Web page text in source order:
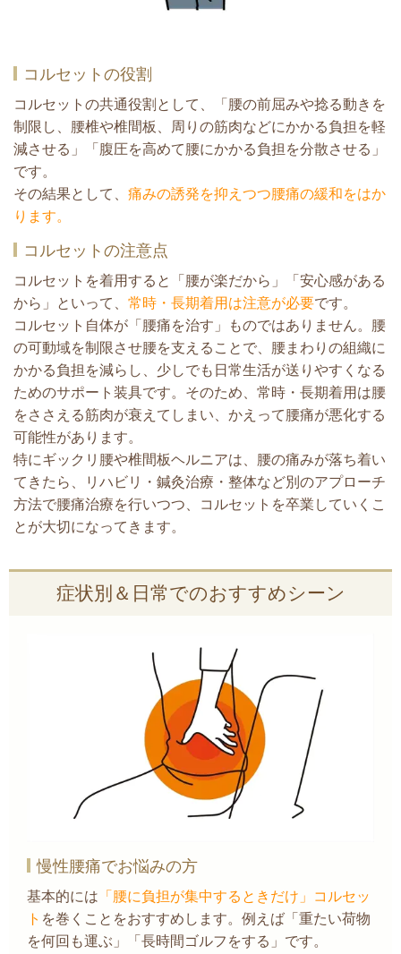
コルセットの役割
コルセットの共通役割として、「腰の前屈みや捻る動きを
制限し、腰椎や椎間板、周りの筋肉などにかかる負担を軽
減させる」「腹圧を高めて腰にかかる負担を分散させる」
です。
その結果として、 痛みの誘発を抑えつつ腰痛の緩和をはか
ります。
コルセットの注意点
コルセットを着用すると「腰が楽だから」「安心感がある
から」といって、 常時・長期着用は注意が必要です。
コルセット自体が「腰痛を治す」ものではありません。腰
の可動域を制限させ腰を支えることで、腰まわりの組織に
かかる負担を減らし、少しでも日常生活が送りやすくなる
ためのサポート装具です。そのため、常時・長期着用は腰
をささえる筋肉が衰えてしまい、かえって腰痛が悪化する
可能性があります。
特にギックリ腰や椎間板ヘルニアは、腰の痛みが落ち着い
てきたら、リハビリ・鍼灸治療・整体など別のアプローチ
方法で腰痛治療を行いつつ、コルセットを卒業していくこ
とが大切になってきます。
症状別＆日常でのおすすめシーン
慢性腰痛でお悩みの方
基本的には 「腰に負担が集中するときだけ」コルセッ
ト を巻くことをおすすめします。例えば「重たい荷物
を何回も運ぶ」「長時間ゴルフをする」です。